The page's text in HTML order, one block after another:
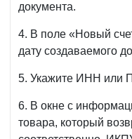
документа.
4. В поле «Новый
дату создаваемого
5. Укажите ИНН или
6. В окне с
товара, который